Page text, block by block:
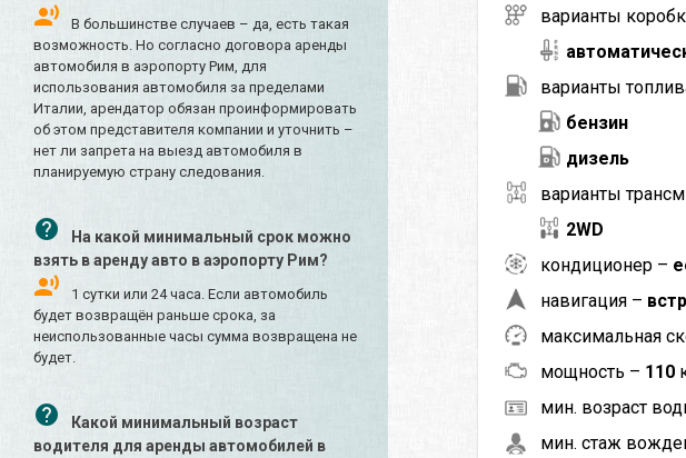
В большинстве случаев – да, есть такая
возможность. Но согласно договора аренды
автомобиля в аэропорту Рим, для
использования автомобиля за пределами
Италии, арендатор обязан проинформировать
об этом представителя компании и уточнить –
нет ли запрета на выезд автомобиля в
планируемую страну следования.
На какой минимальный срок можно
взять в аренду авто в аэропорту Рим?
1 сутки или 24 часа. Если автомобиль
будет возвращён раньше срока, за
неиспользованные часы сумма возвращена не
будет.
Какой минимальный возраст
водителя для аренды автомобилей в
варианты
варианты
бензин
дизель
варианты
2WD
кондиционер –
навигация –
максимальная
мощность – 110
мин. возраст
мин. стаж